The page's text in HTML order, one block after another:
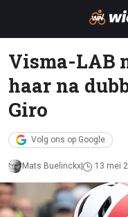
Visma-LAB
haar na
Giro
Volg ons op Google
Mats Buelinckx 13 mei